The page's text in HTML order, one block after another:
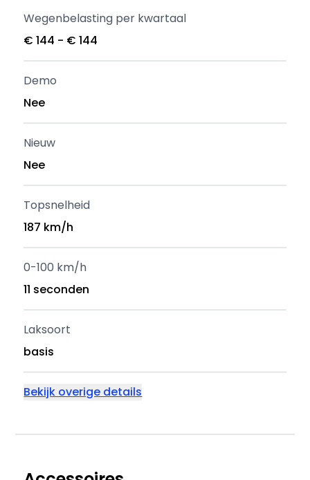
Wegenbelasting per kwartaal
€ 144 - € 144
Demo
Nee
Nieuw
Nee
Topsnelheid
187 km/h
0-100 km/h
11 seconden
Laksoort
basis
Bekijk overige details